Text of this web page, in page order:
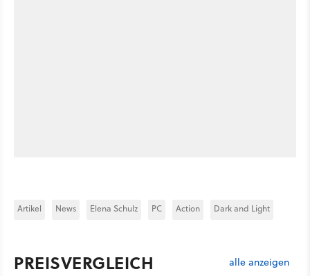
Artikel News Elena Schulz PC Action Dark and Light
PREISVERGLEICH alle anzeigen